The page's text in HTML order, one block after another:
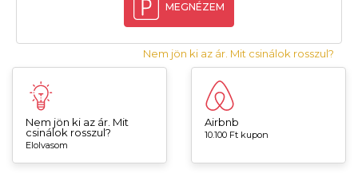
MEGNÉZEM
Nem jön ki az ár. Mit csinálok rosszul?
Nem jön ki az ár. Mit
csinálok rosszul?
Elolvasom
Airbnb
10.100 Ft kupon